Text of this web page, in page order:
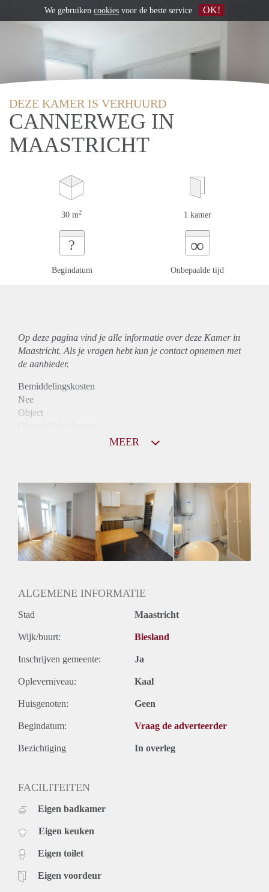
DEZE KAMER IS VERHUURD
CANNERWEG IN
MAASTRICHT
30 m2 1 kamer
?
Begindatum
∞
Onbepaalde tijd
Op deze pagina vind je alle informatie over deze Kamer in
Maastricht. Als je vragen hebt kun je contact opnemen met
de aanbieder.
Bemiddelingskosten
Nee
Object
Huurtoeslag
Mogelijk
Inkomen eis
3,0 X De bruto huur
Huurtermijn
Onbepaalde termijn
MEER
ALGEMENE INFORMATIE
Stad Maastricht
Wijk/buurt: Biesland
Inschrijven gemeente: Ja
Opleverniveau: Kaal
Huisgenoten: Geen
Begindatum: Vraag de adverteerder
Bezichtiging In overleg
FACILITEITEN
Eigen badkamer
Eigen keuken
Eigen toilet
Eigen voordeur
We gebruiken cookies voor de beste service OK!